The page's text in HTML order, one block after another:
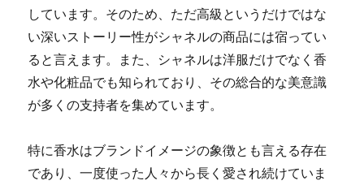
しています。そのため、ただ高級というだけではな
い深いストーリー性がシャネルの商品には宿ってい
ると言えます。また、シャネルは洋服だけでなく香
水や化粧品でも知られており、その総合的な美意識
が多くの支持者を集めています。
特に香水はブランドイメージの象徴とも言える存在
であり、一度使った人々から長く愛され続けていま